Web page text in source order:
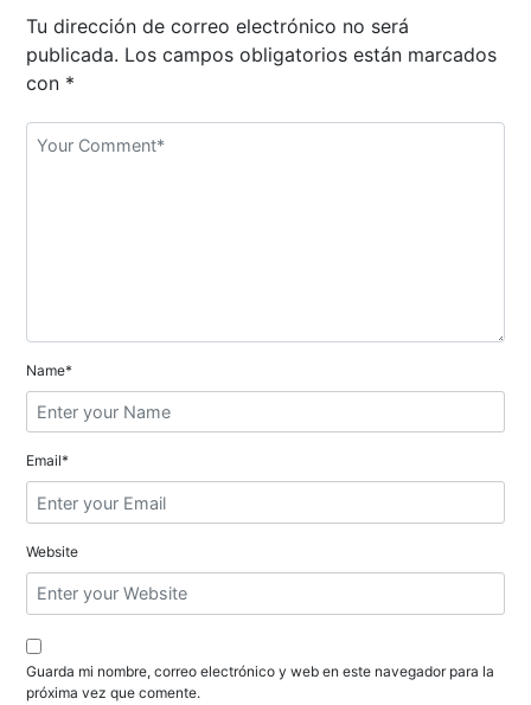
a
c
i
e
n
t
r
a
d
a
s
Tu dirección de correo electrónico no será
publicada. Los campos obligatorios están marcados
con *
Name*
Email*
Website
Guarda mi nombre, correo electrónico y web en este navegador para la
próxima vez que comente.